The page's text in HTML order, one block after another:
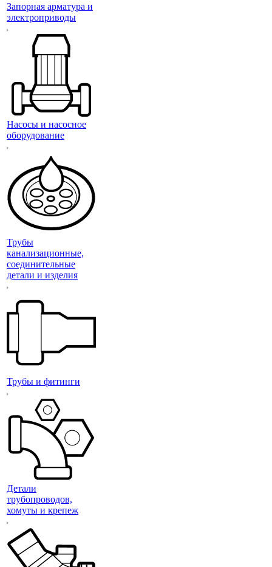
Запорная арматура и
электроприводы
Насосы и насосное
оборудование
Трубы
канализационные,
соединительные
детали и изделия
Трубы и фитинги
Детали
трубопроводов,
хомуты и крепеж